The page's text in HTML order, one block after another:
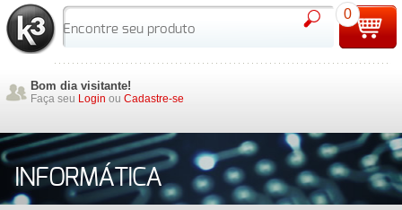
Bom dia visitante!
Faça seu Login ou Cadastre-se
0
INFORMÁTICA